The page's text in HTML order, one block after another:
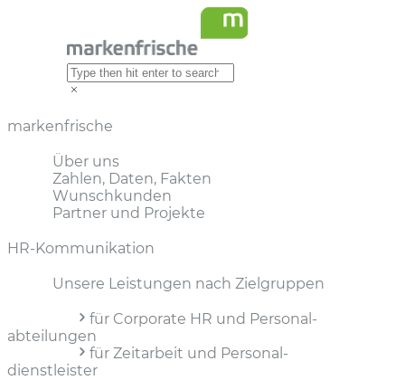
markenfrische
Über uns
Zahlen, Daten, Fakten
Wunschkunden
Partner und Projekte
HR-Kommunikation
Unsere Leistungen nach Zielgruppen
für Corporate HR und Personal­
abteilungen
für Zeitarbeit und Personal­
dienstleister